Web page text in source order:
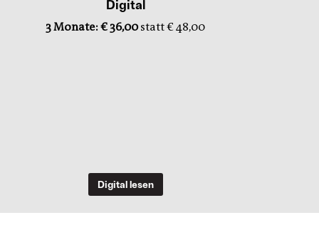
Digital
3 Monate: € 36,00statt € 48,00
Digital lesen